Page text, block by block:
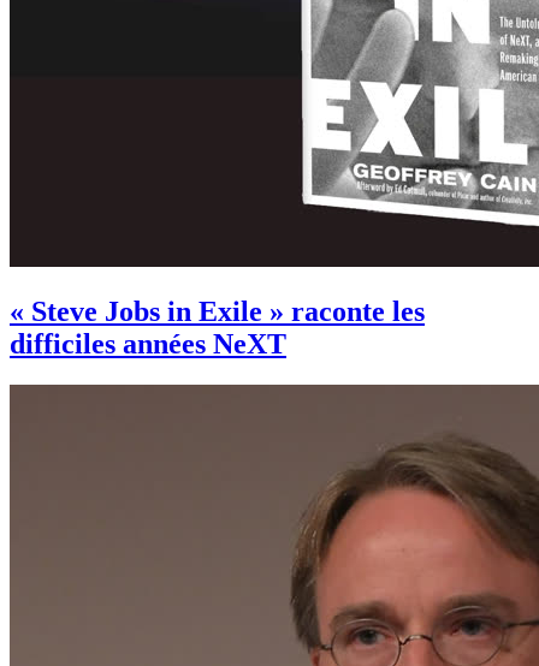
« Steve Jobs in Exile » raconte les
difficiles années NeXT